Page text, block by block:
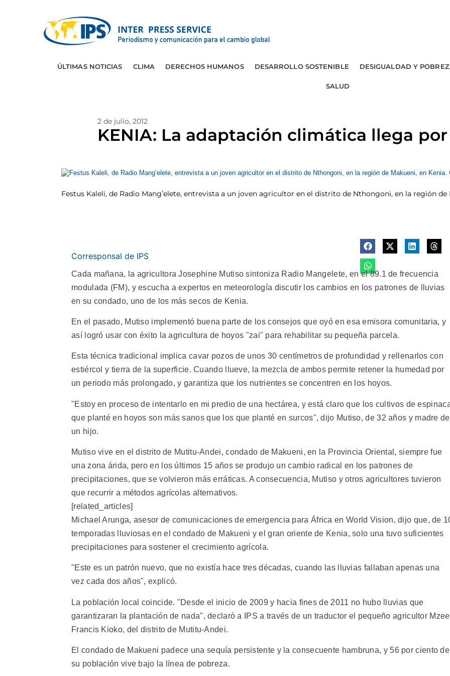
ÚLTIMAS NOTICIAS CLIMA DERECHOS HUMANOS DESARROLLO SOSTENIBLE DESIGUALDAD Y
SALUD
2 de julio, 2012
KENIA: La adaptación climática llega
Festus Kaleli, de Radio Mang’elete, entrevista a un joven agricultor en el distrito de Nthongoni, en la región de
Corresponsal de IPS
Cada mañana, la agricultora Josephine Mutiso sintoniza Radio Mangelete, en el 89.1 de frecuencia
modulada (FM), y escucha a expertos en meteorología discutir los cambios en los patrones de lluvias
en su condado, uno de los más secos de Kenia.
En el pasado, Mutiso implementó buena parte de los consejos que oyó en esa emisora comunitaria, y
así logró usar con éxito la agricultura de hoyos "zai" para rehabilitar su pequeña parcela.
Esta técnica tradicional implica cavar pozos de unos 30 centímetros de profundidad y rellenarlos con
estiércol y tierra de la superficie. Cuando llueve, la mezcla de ambos permite retener la humedad por
un periodo más prolongado, y garantiza que los nutrientes se concentren en los hoyos.
"Estoy en proceso de intentarlo en mi predio de una hectárea, y está claro que los cultivos de
que planté en hoyos son más sanos que los que planté en surcos", dijo Mutiso, de 32 años y madre de
un hijo.
Mutiso vive en el distrito de Mutitu-Andei, condado de Makueni, en la Provincia Oriental, siempre fue
una zona árida, pero en los últimos 15 años se produjo un cambio radical en los patrones de
precipitaciones, que se volvieron más erráticas. A consecuencia, Mutiso y otros agricultores tuvieron
que recurrir a métodos agrícolas alternativos.
[related_articles]
Michael Arunga, asesor de comunicaciones de emergencia para África en World Vision, dijo que, de
temporadas lluviosas en el condado de Makueni y el gran oriente de Kenia, solo una tuvo suficientes
precipitaciones para sostener el crecimiento agrícola.
"Este es un patrón nuevo, que no existía hace tres décadas, cuando las lluvias fallaban apenas una
vez cada dos años", explicó.
La población local coincide. "Desde el inicio de 2009 y hacia fines de 2011 no hubo lluvias que
garantizaran la plantación de nada", declaró a IPS a través de un traductor el pequeño agricultor Mzee
Francis Kioko, del distrito de Mutitu-Andei.
El condado de Makueni padece una sequía persistente y la consecuente hambruna, y 56 por ciento de
su población vive bajo la línea de pobreza.